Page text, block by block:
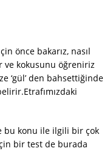
önce bakarız, nasıl
ve kokusunu öğreniriz
‘gül’ den bahsettiğinde
bu konu ile ilgili bir çok
bir test de burada